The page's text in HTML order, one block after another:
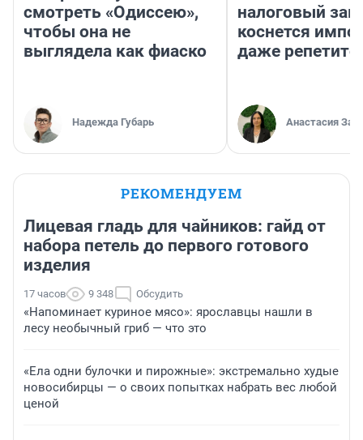
смотреть «Одиссею»,
чтобы она не
выглядела как фиаско
Надежда Губарь
налоговый
коснется
даже
Анастасия
РЕКОМЕНДУЕМ
Лицевая гладь для чайников: гайд от
набора петель до первого готового
изделия
17 часов 9 348 Обсудить
«Напоминает куриное мясо»: ярославцы нашли в
лесу необычный гриб — что это
«Ела одни булочки и пирожные»: экстремально худые
новосибирцы — о своих попытках набрать вес любой
ценой